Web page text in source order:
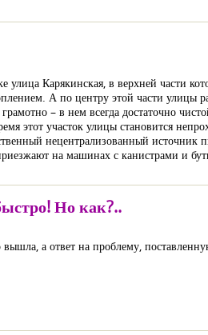
улица Карякинская, в верхней части
А по центру этой части улицы
– в нем всегда достаточно
этот участок улицы становится
нецентрализованный
на машинах с канистрами и
Но как?..
вышла, а ответ на проблему,